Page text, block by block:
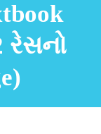
રેસનો